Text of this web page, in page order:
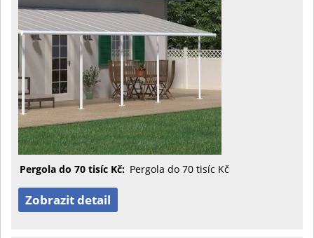
Pergola do 70 tisíc Kč: Pergola do 70 tisíc Kč
Zobrazit detail